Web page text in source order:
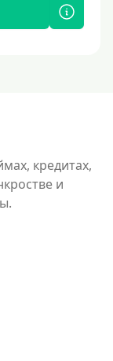
кредитах,
и